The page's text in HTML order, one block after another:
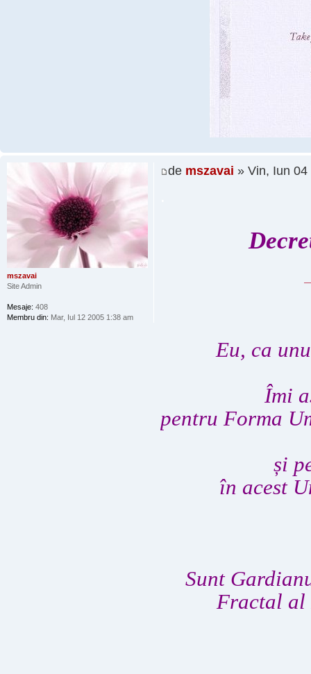
de mszavai » Vin, Iun
Eu, ca
Îmi
pentru Forma
și
în acest
Sunt
Fractal al
mszavai
Site Admin
Mesaje: 408
Membru din: Mar, Iul 12 2005 1:38 am